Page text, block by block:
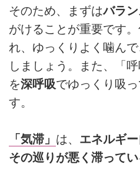
そのため、まずはバラ
がけることが重要です
れ、ゆっくりよく噛ん
しましょう。また、「
を深呼吸でゆっくり吸
す。
「気滞」 は、 エネルギー
その巡りが悪く滞って